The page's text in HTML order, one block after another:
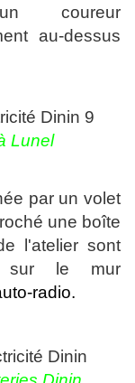
coureur
au-dessus
Lunel
par un volet
une boîte
l'atelier sont
sur le mur
radio.